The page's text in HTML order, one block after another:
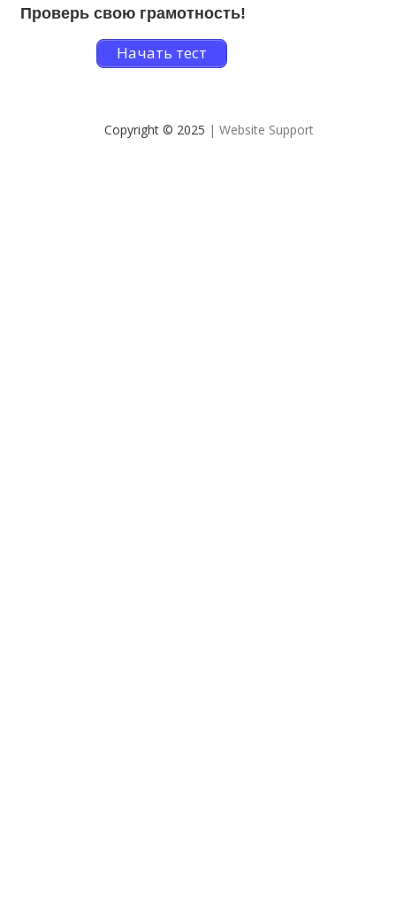
Проверь свою грамотность!
Начать тест
Copyright © 2025 | Website Support